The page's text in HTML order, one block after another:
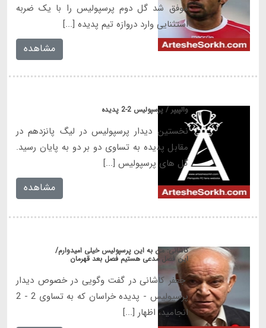
موفق شد گل دوم پرسپولیس را با یک ضربه
استثنایی وارد دروازه تیم پدیده [...]
مشاهده
والپیپر / پرسپولیس 2-2 پدیده
نخستین دیدار پرسپولیس در لیگ پانزدهم در
مقابل پدیده به تساوی دو بر دو به پایان رسید.
گل های پرسپولیس [...]
مشاهده
کاشانی: من به این پرسپولیس خیلی امیدوارم/
این فصل مدعی هستیم فصل بعد قهرمان
جعفر کاشانی در گفت وگویی در خصوص دیدار
پرسپولیس - پدیده خراسان که به تساوی 2 - 2
انجامید، اظهار [...]